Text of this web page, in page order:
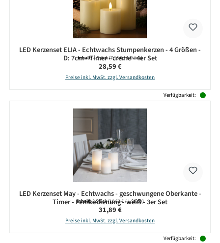
LED Kerzenset ELIA - Echtwachs Stumpenkerzen - 4 Größen -
D: 7cm - Timer - creme - 4er Set
Inhalt:4 Stück(7,15 € / 1 Stück)
Regulärer Preis:
28,59 €
Preise inkl. MwSt. zzgl. Versandkosten
Verfügbarkeit:
LED Kerzenset May - Echtwachs - geschwungene Oberkante -
Timer - Fernbedienung - weiß - 3er Set
Inhalt:3 Stück(10,63 € / 1 Stück)
Regulärer Preis:
31,89 €
Preise inkl. MwSt. zzgl. Versandkosten
Verfügbarkeit: